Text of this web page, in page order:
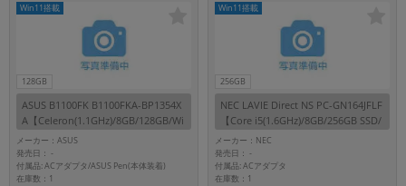
128GB
Win11搭載
ASUS B1100FK B1100FKA-BP1354X
A【Celeron(1.1GHz)/8GB/128GB/Wi
n11Pro】
メーカー：ASUS
発売日：-
付属品: ACアダプタ/ASUS Pen(本体装着)
在庫数：1
256GB
Win11搭載
NEC LAVIE Direct NS PC-GN164JFLF
【Core i5(1.6GHz)/8GB/256GB SSD/
Win11Pro】
メーカー：NEC
発売日：-
付属品: ACアダプタ
在庫数：1